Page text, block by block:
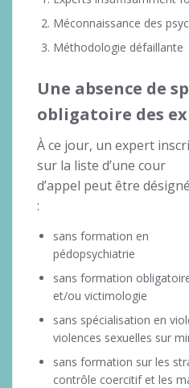
Méconnaissance des
Méthodologie défaillante
Une absence de
obligatoire des
À ce jour, un expert
sur la liste d’une cour
d’appel peut être désigné
:
sans formation en
pédopsychiatrie
sans formation
et/ou victimologie
sans spécialisation en
violences sexuelles sur
sans formation sur les
contrôle coercitif et les